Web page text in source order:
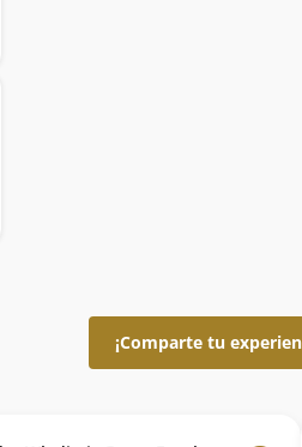
¡Comparte tu